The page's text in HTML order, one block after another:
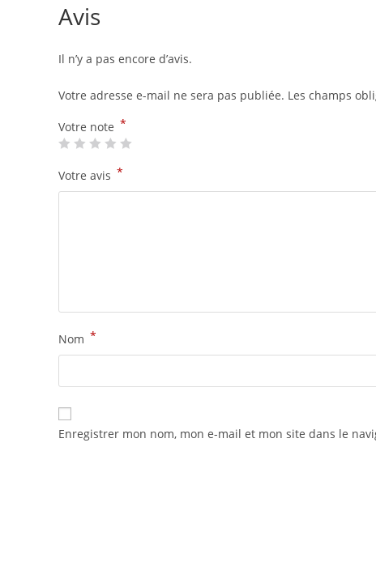
Avis
Il n’y a pas encore d’avis.
Votre adresse e-mail ne sera pas publiée. Les champs
Votre note *
Votre avis *
Nom *
Enregistrer mon nom, mon e-mail et mon site dans le